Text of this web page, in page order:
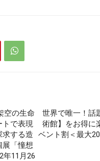
空の生命
トで表現
求する造
展「憧想
年11月26
世界で唯一！話
術館】をお得に
ベント割＜最大